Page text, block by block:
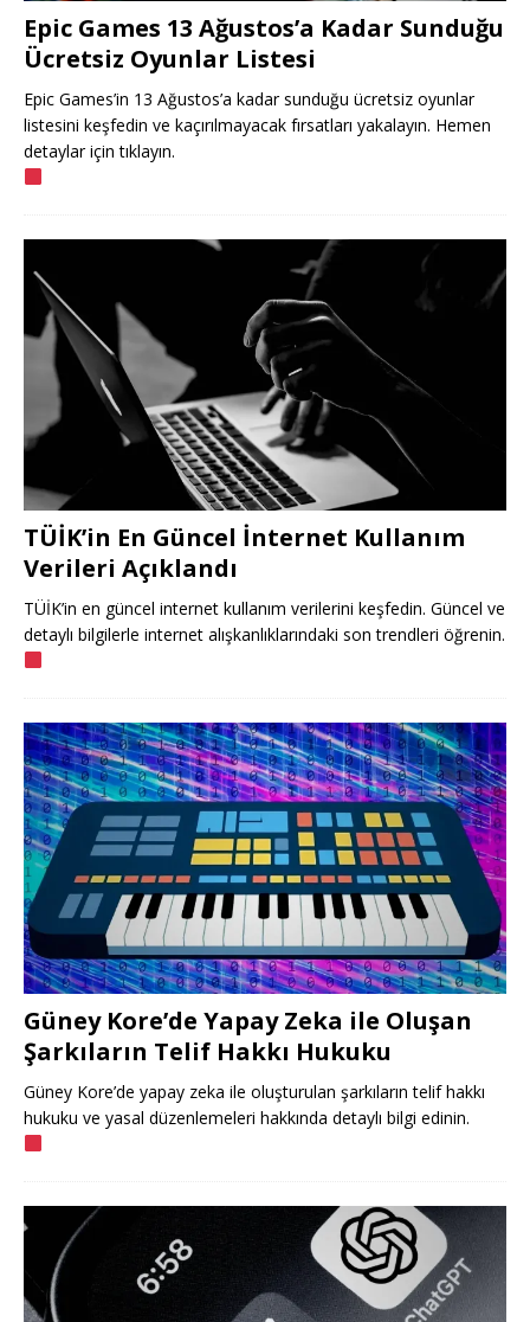
Epic Games 13 Ağustos’a Kadar Sunduğu
Ücretsiz Oyunlar Listesi
Epic Games’in 13 Ağustos’a kadar sunduğu ücretsiz oyunlar
listesini keşfedin ve kaçırılmayacak fırsatları yakalayın. Hemen
detaylar için tıklayın.
TÜİK’in En Güncel İnternet Kullanım
Verileri Açıklandı
TÜİK’in en güncel internet kullanım verilerini keşfedin. Güncel ve
detaylı bilgilerle internet alışkanlıklarındaki son trendleri öğrenin.
Güney Kore’de Yapay Zeka ile Oluşan
Şarkıların Telif Hakkı Hukuku
Güney Kore’de yapay zeka ile oluşturulan şarkıların telif hakkı
hukuku ve yasal düzenlemeleri hakkında detaylı bilgi edinin.